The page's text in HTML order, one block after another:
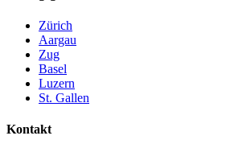
Zürich
Aargau
Zug
Basel
Luzern
St. Gallen
Kontakt